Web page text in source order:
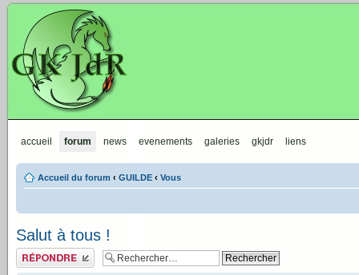
accueil forum news evenements galeries gkjdr liens
Accueil du forum ‹ GUILDE ‹ Vous
Salut à tous !
Publier une réponse